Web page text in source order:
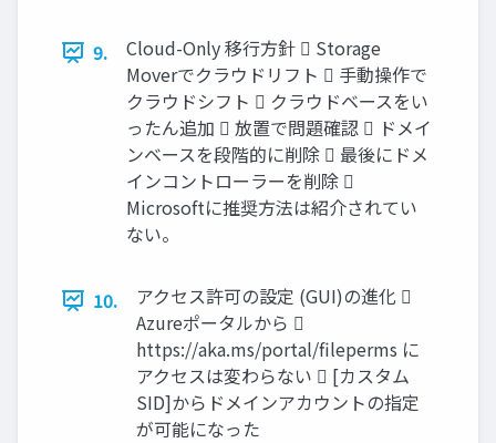
9.
Cloud-Only 移行方針  Storage
Moverでクラウドリフト  手動操作で
クラウドシフト  クラウドベースをい
ったん追加  放置で問題確認  ドメイ
ンベースを段階的に削除  最後にドメ
インコントローラーを削除 
Microsoftに推奨方法は紹介されてい
ない。
10.
アクセス許可の設定 (GUI)の進化 
Azureポータルから 
https://aka.ms/portal/fileperms に
アクセスは変わらない  [カスタム
SID]からドメインアカウントの指定
が可能になった